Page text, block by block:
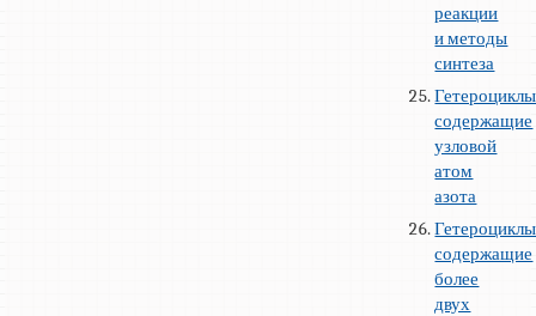
реакции
и методы
синтеза
содержащие
узловой
атом
азота
содержащие
более
двух